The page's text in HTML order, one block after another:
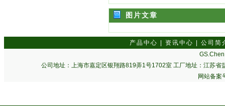
图片文章
产品中心 资讯中心
公司简
公司地址：上海市嘉定区银翔路819弄1号1702室 工厂地址：江苏
网站备案